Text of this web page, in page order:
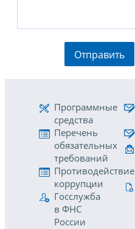
Отправить
Программные
средства
Перечень
обязательных
требований
Противодействие
коррупции
Госслужба
в ФНС
России